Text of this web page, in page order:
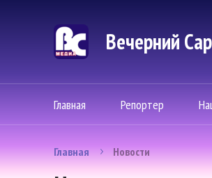
Вечерний
Главная Репортер
Главная Новости